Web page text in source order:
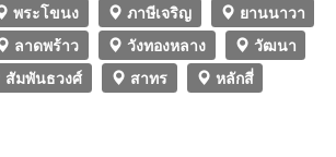
พระโขนง ภาษีเจริญ
ยานนาวา
ลาดพร้าว วังทองหลาง
วัฒนา
สัมพันธวงศ์ สาทร
หลักสี่